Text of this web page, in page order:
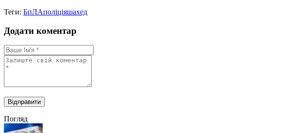
Теги: БпЛАполіціяшахед
Додати коментар
Погляд